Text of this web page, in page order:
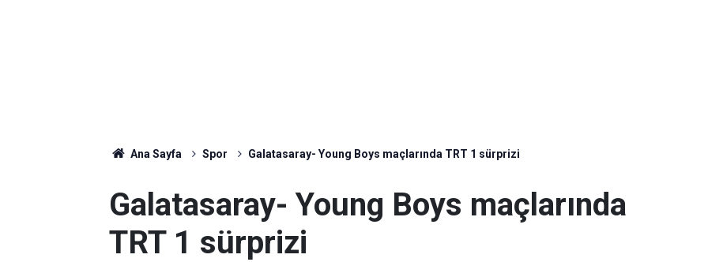
Ana Sayfa Spor Galatasaray- Young Boys maçlarında TRT 1 sürprizi
Galatasaray- Young Boys maçlarında
TRT 1 sürprizi